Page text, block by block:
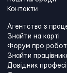
Контакти
Агентства з
Знайти на карті
Форум про
Знайти
Довідник